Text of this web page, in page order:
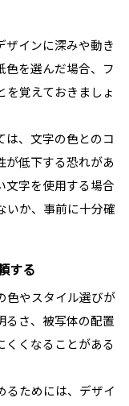
ザインに深みや動き
色を選んだ場合、フ
を覚えておきましょ
は、文字の色とのコ
が低下する恐れがあ
文字を使用する場合
いか、事前に十分確
する
色やスタイル選びが
るさ、被写体の配置
くくなることがある
るためには、デザイ